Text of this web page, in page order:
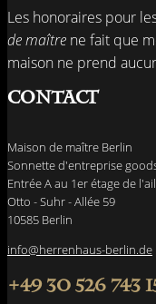
Les honoraires pour
de maître ne fait que
maison ne prend
Contact
Maison de maître Berlin
Sonnette d'entreprise
Entrée A au 1er étage de
Otto - Suhr - Allée 59
10585 Berlin
info@herrenhaus-berlin.de
+49 30 526 743